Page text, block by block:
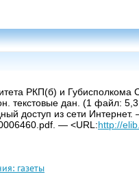
РКП(б) и
текстовые дан. (1
доступ из сети
— <URL:http://
газеты